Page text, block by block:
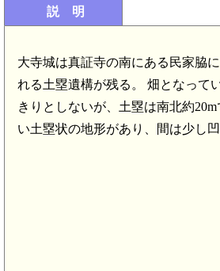
説 明
大寺城は真証寺の南にある民家脇
れる土塁遺構が残る。 畑となって
きりとしないが、土塁は南北約
い土塁状の地形があり、間は少し凹